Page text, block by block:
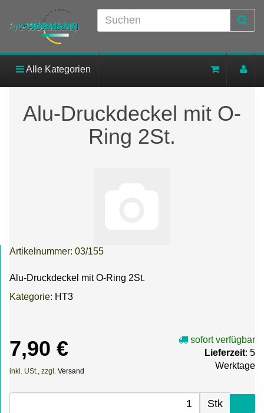
Alle Kategorien
Alu-Druckdeckel mit O-
Ring 2St.
Artikelnummer: 03/155
Alu-Druckdeckel mit O-Ring 2St.
Kategorie: HT3
7,90 €
inkl. USt., zzgl. Versand
sofort verfügbar
Lieferzeit: 5
Werktage
Stk